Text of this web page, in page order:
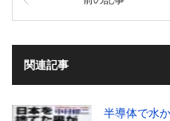
関連記事
半導体で水